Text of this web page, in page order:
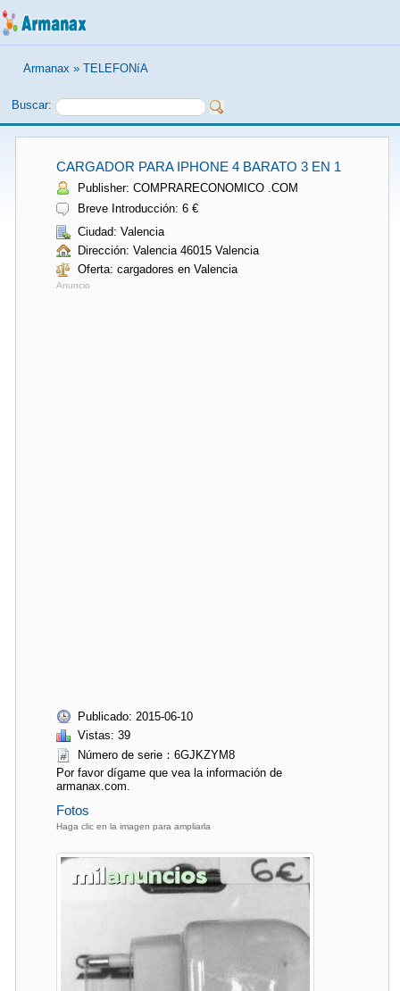
Armanax » TELEFONíA
Buscar:
CARGADOR PARA IPHONE 4 BARATO 3 EN 1
Publisher: COMPRARECONOMICO .COM
Breve Introducción: 6 €
Ciudad: Valencia
Dirección: Valencia 46015 Valencia
Oferta: cargadores en Valencia
Anuncio
Publicado: 2015-06-10
Vistas: 39
Número de serie：6GJKZYM8
Por favor dígame que vea la información de
armanax.com.
Fotos
Haga clic en la imagen para ampliarla